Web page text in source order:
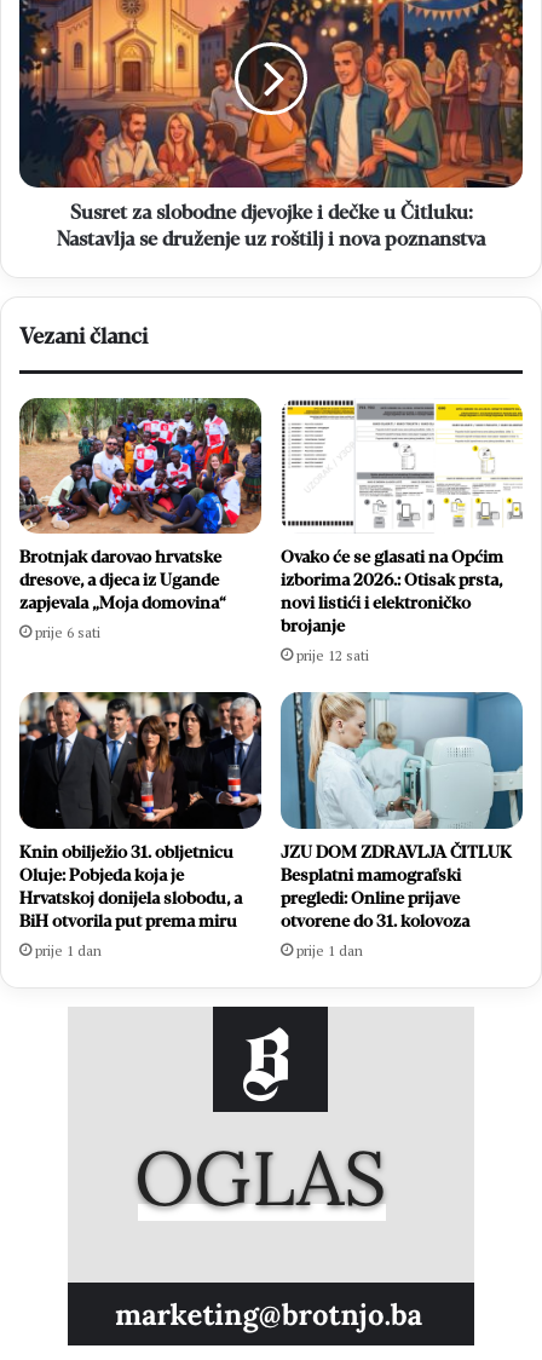
za
slobodne
djevojke
i
dečke
Čitluku:
Nastavlja
druženje
nova
Susret za slobodne djevojke i dečke u Čitluku:
Nastavlja se druženje uz roštilj i nova poznanstva
Vezani članci
Brotnjak darovao hrvatske
dresove, a djeca iz Ugande
zapjevala „Moja domovina“
prije 6 sati
Ovako će se glasati na Općim
izborima 2026.: Otisak prsta,
novi listići i elektroničko
brojanje
prije 12 sati
Knin obilježio 31. obljetnicu
Oluje: Pobjeda koja je
Hrvatskoj donijela slobodu, a
BiH otvorila put prema miru
prije 1 dan
JZU DOM ZDRAVLJA ČITLUK
Besplatni mamografski
pregledi: Online prijave
otvorene do 31. kolovoza
prije 1 dan